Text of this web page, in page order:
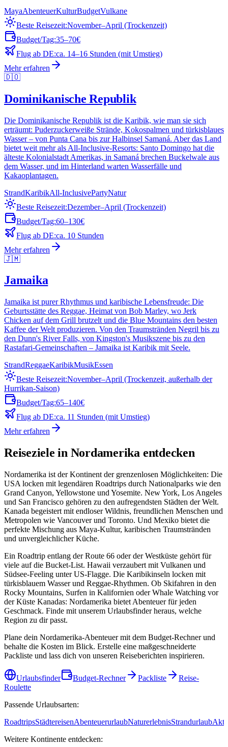
MayaAbenteuerKulturBudgetVulkane
Beste Reisezeit:November–April (Trockenzeit)
Budget/Tag:35–70€
Flug ab DE:ca. 14–16 Stunden (mit Umstieg)
Mehr erfahren
🇩🇴
Dominikanische Republik
Die Dominikanische Republik ist die Karibik, wie man sie sich
erträumt: Puderzuckerweiße Strände, Kokospalmen und türkisblaues
Wasser – von Punta Cana bis zur Halbinsel Samaná. Aber das Land
bietet weit mehr als All-Inclusive-Resorts: Santo Domingo hat die
älteste Kolonialstadt Amerikas, in Samaná brechen Buckelwale aus
dem Wasser, und im Hinterland warten Wasserfälle und
Kakaoplantagen.
StrandKaribikAll-InclusivePartyNatur
Beste Reisezeit:Dezember–April (Trockenzeit)
Budget/Tag:60–130€
Flug ab DE:ca. 10 Stunden
Mehr erfahren
🇯🇲
Jamaika
Jamaika ist purer Rhythmus und karibische Lebensfreude: Die
Geburtsstätte des Reggae, Heimat von Bob Marley, wo Jerk
Chicken auf dem Grill brutzelt und die Blue Mountains den besten
Kaffee der Welt produzieren. Von den Traumstränden Negril bis zu
den Dunn's River Falls, von Kingston's Musikszene bis zu den
Rastafari-Gemeinschaften – Jamaika ist Karibik mit Seele.
StrandReggaeKaribikMusikEssen
Beste Reisezeit:November–April (Trockenzeit, außerhalb der
Hurrikan-Saison)
Budget/Tag:65–140€
Flug ab DE:ca. 11 Stunden (mit Umstieg)
Mehr erfahren
Reiseziele in Nordamerika entdecken
Nordamerika ist der Kontinent der grenzenlosen Möglichkeiten: Die
USA locken mit legendären Roadtrips durch Nationalparks wie den
Grand Canyon, Yellowstone und Yosemite. New York, Los Angeles
und San Francisco gehören zu den aufregendsten Städten der Welt.
Kanada begeistert mit endloser Wildnis, freundlichen Menschen und
Metropolen wie Vancouver und Toronto. Und Mexiko bietet die
perfekte Mischung aus Maya-Kultur, karibischen Traumstränden
und unvergleichlicher Küche.
Ein Roadtrip entlang der Route 66 oder der Westküste gehört für
viele auf die Bucket-List. Hawaii verzaubert mit Vulkanen und
Südsee-Feeling unter US-Flagge. Die Karibikinseln locken mit
türkisblauem Wasser und Reggae-Rhythmen. Ob Skifahren in den
Rocky Mountains, Surfen in Kalifornien oder Whale Watching vor
der Küste Kanadas: Nordamerika bietet Abenteuer für jeden
Geschmack. Finde mit unserem Urlaubsfinder heraus, welche
Region zu dir passt.
Plane dein Nordamerika-Abenteuer mit dem Budget-Rechner und
behalte die Kosten im Blick. Erstelle eine maßgeschneiderte
Packliste und lass dich von unseren Reiseberichten inspirieren.
Urlaubsfinder Budget-Rechner Packliste
Reise-
Roulette
Passende Urlaubsarten:
RoadtripsStädtereisenAbenteuerurlaubNaturerlebnisStrandurlaub
Weitere Kontinente entdecken: